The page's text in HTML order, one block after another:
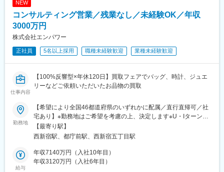
て情報交換を行い、相互の業務状況を理解したり、知識を深める
場として活用されています。
■配属組織構成
ディレクター含め合計15名、平均年齢は約33歳です。チームリー
ダーは前職化学系メーカーの研究職。その他、理系学部や大学
院、研究開発職出身者が活躍中です。
業務プロセス変革推進
・クライアント特有の競争優位性を強化するカスタム機能開発の
定義・支援
業に向けてDX支援、新規事業支援といったコンサルティング事業
と、新製品開発や新規生産設備導入等製造業におけるプロジェク
社の事業拡大に伴い、一緒に製造業を盛り上げていける仲間を募
集致します。
変更の範囲：会社の定める業務
NEW
コンサルティング営業／残業なし／未経験OK／年収
3000万円
株式会社エンパワー
正社員 5名以上採用 職種未経験歓迎 業種未経験歓迎
仕事内容
【100%反響型×年休120日】買取フェアでバッグ、時計、ジュエ
リーなどご依頼いただいたお品物の買取
勤務地
【希望により全国46都道府県のいずれかに配属／直行直帰可／社
宅あり】※勤務地はご希望を考慮の上、決定します※U・Iターン歓
迎（社宅あり） ※マイカー通勤OK（地域により規定あり。詳細
はお問合せください）◆北海道・東北北海道・青森・岩手・秋
栃木・群馬◆中部山梨・新潟・富山・石川・福井・長野・岐阜・
静岡・愛知・三重◆近畿滋賀・京都・大阪・兵庫・和歌山・奈良
【最寄り駅】
西新宿駅、都庁前駅、西新宿五丁目駅
給与
年収7140万円（入社10年目）
年収3120万円（入社6年目）